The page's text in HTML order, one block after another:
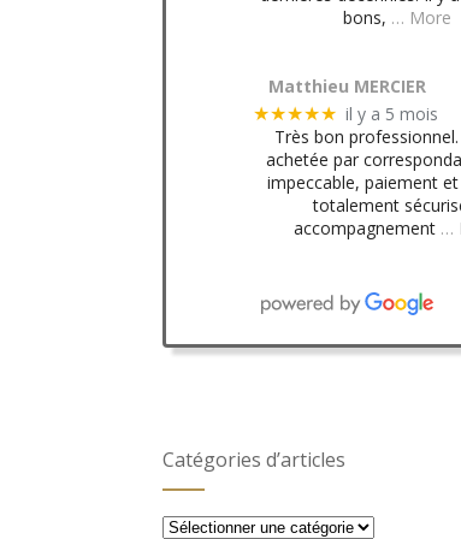
bons, … More
Matthieu MERCIER
★★★★★ il y a 5 mois
Très bon
achetée par
impeccable, paiement
totalement
accompagnement …
Catégories d’articles
Catégories